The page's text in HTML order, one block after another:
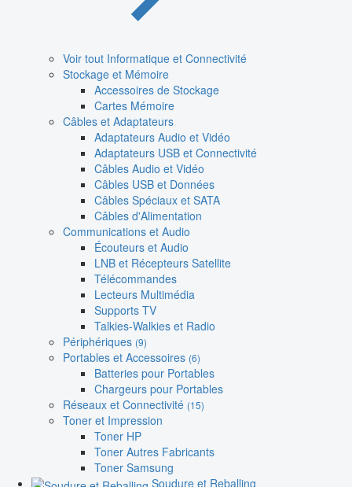
Voir tout Informatique et Connectivité
Stockage et Mémoire
Accessoires de Stockage
Cartes Mémoire
Câbles et Adaptateurs
Adaptateurs Audio et Vidéo
Adaptateurs USB et Connectivité
Câbles Audio et Vidéo
Câbles USB et Données
Câbles Spéciaux et SATA
Câbles d'Alimentation
Communications et Audio
Écouteurs et Audio
LNB et Récepteurs Satellite
Télécommandes
Lecteurs Multimédia
Supports TV
Talkies-Walkies et Radio
Périphériques (9)
Portables et Accessoires (6)
Batteries pour Portables
Chargeurs pour Portables
Réseaux et Connectivité (15)
Toner et Impression
Toner HP
Toner Autres Fabricants
Toner Samsung
Soudure et Reballing